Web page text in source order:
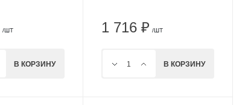
/ШТ
В КОРЗИНУ
1 716 ₽ /ШТ
В КОРЗИНУ